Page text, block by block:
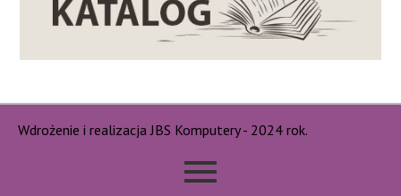
Wdrożenie i realizacja JBS Komputery - 2024 rok.